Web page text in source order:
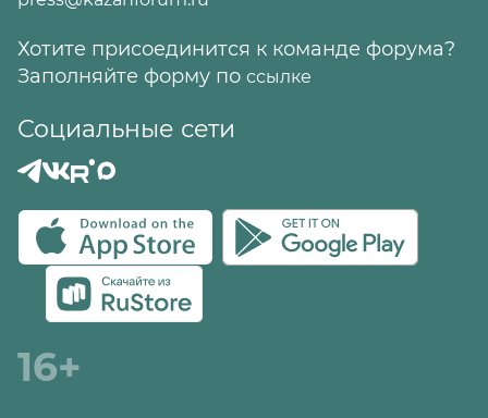
Хотите присоединится к команде форума?
Заполняйте форму по ссылке
Социальные сети
16+